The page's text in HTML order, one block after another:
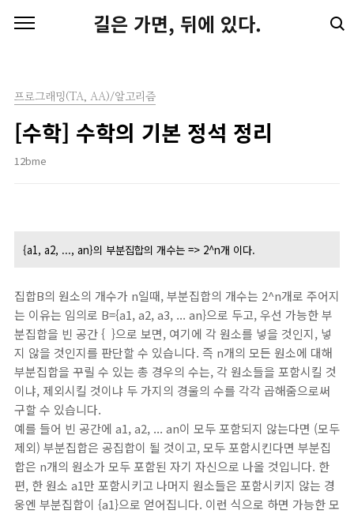
길은 가면, 뒤에 있다.
프로그래밍(TA, AA)/알고리즘
[수학] 수학의 기본 정석 정리
12bme
{a1, a2, ..., an}의 부분집합의 개수는 => 2^n개 이다.
집합B의 원소의 개수가 n일때, 부분집합의 개수는 2^n개로 주어지
는 이유는 임의로 B={a1, a2, a3, ... an}으로 두고, 우선 가능한 부
분집합을 빈 공간 { }으로 보면, 여기에 각 원소를 넣을 것인지, 넣
지 않을 것인지를 판단할 수 있습니다. 즉 n개의 모든 원소에 대해
부분집합을 꾸릴 수 있는 총 경우의 수는, 각 원소들을 포함시킬 것
이냐, 제외시킬 것이냐 두 가지의 경울의 수를 각각 곱해줌으로써
구할 수 있습니다.
예를 들어 빈 공간에 a1, a2, ... an이 모두 포함되지 않는다면 (모두
제외) 부분집합은 공집합이 될 것이고, 모두 포함시킨다면 부분집
합은 n개의 원소가 모두 포함된 자기 자신으로 나올 것입니다. 한
편, 한 원소 a1만 포함시키고 나머지 원소들은 포함시키지 않는 경
웅엔 부분집합이 {a1}으로 얻어집니다. 이런 식으로 하면 가능한 모